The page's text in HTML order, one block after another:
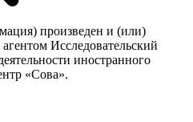
произведен и (или)
Исследовательский
иностранного
«Сова».